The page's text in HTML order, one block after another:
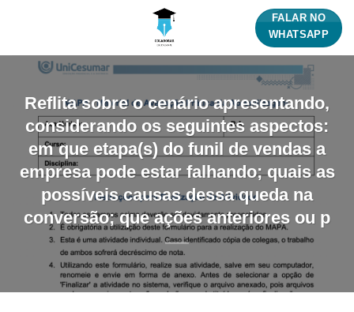
FALAR NO
WHATSAPP
​Reflita sobre o cenário apresentando,
considerando os seguintes aspectos:
em que etapa(s) do funil de vendas a
empresa pode estar falhando; quais as
possíveis causas dessa queda na
conversão; que ações anteriores ou p